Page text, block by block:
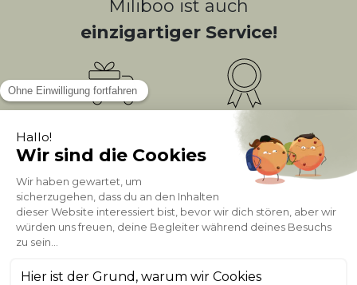
Miliboo ist auch
einzigartiger Service!
Bonusprogramm
PUNKTE = 5